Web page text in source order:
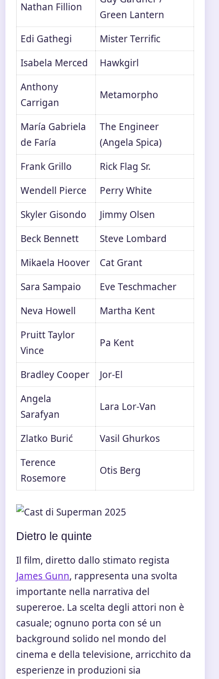
Nathan Fillion
Green Lantern
Edi Gathegi
Mister Terrific
Isabela Merced
Hawkgirl
Anthony
Carrigan
Metamorpho
María Gabriela
de Faría
The Engineer
(Angela Spica)
Frank Grillo
Rick Flag Sr.
Wendell Pierce
Perry White
Skyler Gisondo
Jimmy Olsen
Beck Bennett
Steve Lombard
Mikaela Hoover
Cat Grant
Sara Sampaio
Eve Teschmacher
Neva Howell
Martha Kent
Pruitt Taylor
Vince
Pa Kent
Bradley Cooper
Jor-El
Angela
Sarafyan
Lara Lor-Van
Zlatko Burić
Vasil Ghurkos
Terence
Rosemore
Otis Berg
Dietro le quinte
Il film, diretto dallo stimato regista
James Gunn, rappresenta una svolta
importante nella narrativa del
supereroe. La scelta degli attori non è
casuale; ognuno porta con sé un
background solido nel mondo del
cinema e della televisione, arricchito da
esperienze in produzioni sia